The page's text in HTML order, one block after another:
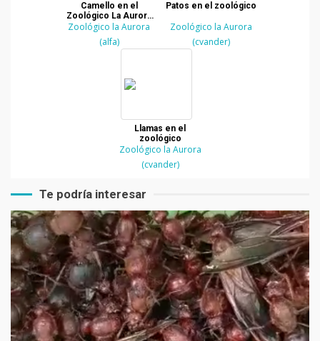
Camello en el
Zoológico La Aurora
de Guatemala
Zoológico la Aurora
(alfa)
Patos en el zoológico
Zoológico la Aurora
(cvander)
Llamas en el
zoológico
Zoológico la Aurora
(cvander)
Te podría interesar